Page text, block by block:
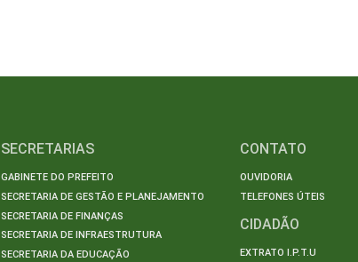
SECRETARIAS
GABINETE DO PREFEITO
SECRETARIA DE GESTÃO E PLANEJAMENTO
SECRETARIA DE FINANÇAS
SECRETARIA DE INFRAESTRUTURA
SECRETARIA DA EDUCAÇÃO
CONTATO
OUVIDORIA
TELEFONES ÚTEIS
CIDADÃO
EXTRATO I.P.T.U